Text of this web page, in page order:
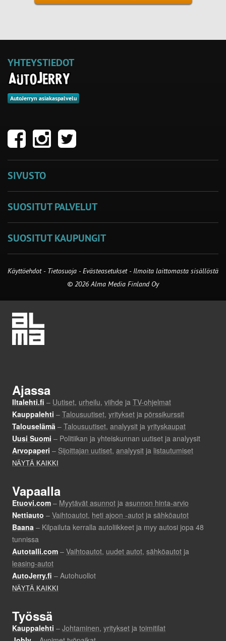
YHTEYSTIEDOT
AutoJerryn asiakaspalvelu
SIVUSTO
SUOSITUT PALVELUT
SUOSITUT KAUPUNGIT
Käyttöehdot - Tietosuoja -Evästeasetukset- Ilmoita laittomasta sisällöstä
© 2026 Alma Media Finland Oy